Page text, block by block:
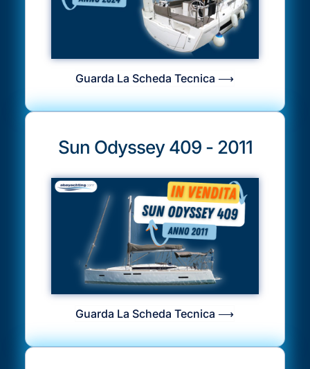
Guarda La Scheda Tecnica ⟶
Sun Odyssey 409 - 2011
Guarda La Scheda Tecnica ⟶